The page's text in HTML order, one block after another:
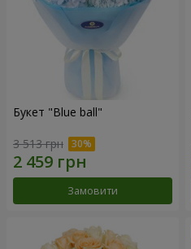
Букет "Blue ball"
3 513 грн
Замовити